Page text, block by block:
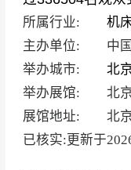
所属行业: 机
主办单位:
中
举办城市:
北
举办展馆:
北
展馆地址:
北
已核实:更新于